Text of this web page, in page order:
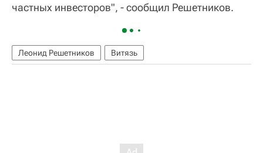
частных инвесторов", - сообщил Решетников.
Леонид Решетников Витязь